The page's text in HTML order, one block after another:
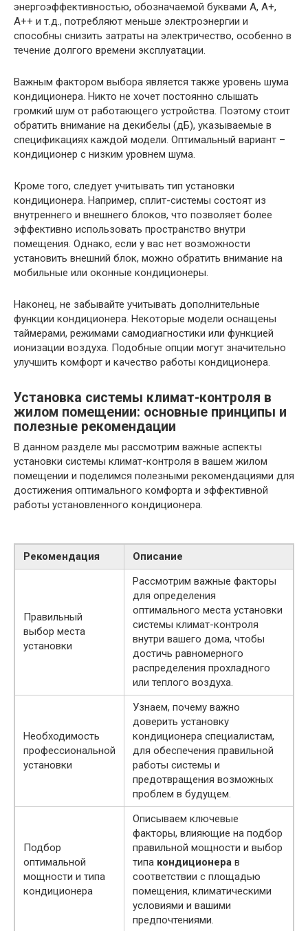
энергоэффективностью, обозначаемой буквами A, A+,
A++ и т.д., потребляют меньше электроэнергии и
способны снизить затраты на электричество, особенно в
течение долгого времени эксплуатации.
Важным фактором выбора является также уровень шума
кондиционера. Никто не хочет постоянно слышать
громкий шум от работающего устройства. Поэтому стоит
обратить внимание на декибелы (дБ), указываемые в
спецификациях каждой модели. Оптимальный вариант –
кондиционер с низким уровнем шума.
Кроме того, следует учитывать тип установки
кондиционера. Например, сплит-системы состоят из
внутреннего и внешнего блоков, что позволяет более
эффективно использовать пространство внутри
помещения. Однако, если у вас нет возможности
установить внешний блок, можно обратить внимание на
мобильные или оконные кондиционеры.
Наконец, не забывайте учитывать дополнительные
функции кондиционера. Некоторые модели оснащены
таймерами, режимами самодиагностики или функцией
ионизации воздуха. Подобные опции могут значительно
улучшить комфорт и качество работы кондиционера.
Установка системы климат-контроля в
жилом помещении: основные принципы и
полезные рекомендации
В данном разделе мы рассмотрим важные аспекты
установки системы климат-контроля в вашем жилом
помещении и поделимся полезными рекомендациями для
достижения оптимального комфорта и эффективной
работы установленного кондиционера.
Рекомендация Описание
Правильный
выбор места
установки
Рассмотрим важные факторы
для определения
оптимального места установки
системы климат-контроля
внутри вашего дома, чтобы
достичь равномерного
распределения прохладного
или теплого воздуха.
Необходимость
профессиональной
установки
Узнаем, почему важно
доверить установку
кондиционера специалистам,
для обеспечения правильной
работы системы и
предотвращения возможных
проблем в будущем.
Подбор
оптимальной
мощности и типа
кондиционера
Описываем ключевые
факторы, влияющие на подбор
правильной мощности и выбор
типа кондиционера в
соответствии с площадью
помещения, климатическими
условиями и вашими
предпочтениями.